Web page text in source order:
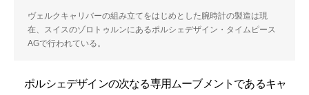
ヴェルクキャリバーの組み立てをはじめとした腕時計の製造は現
在、スイスのゾロトゥルンにあるポルシェデザイン・タイムピース
AGで行われている。
ポルシェデザインの次なる専用ムーブメントであるキャ